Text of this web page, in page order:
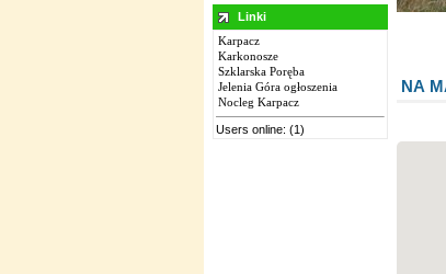
Linki
Karpacz
Karkonosze
Szklarska Poręba
Jelenia Góra ogłoszenia
Nocleg Karpacz
Users online: (1)
NA